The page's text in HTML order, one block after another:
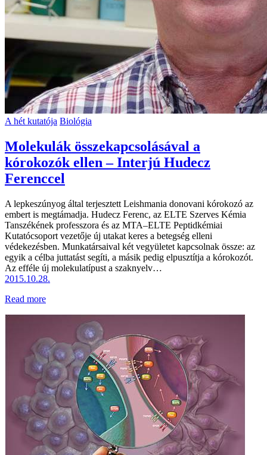
A hét kutatója Biológia
Molekulák összekapcsolásával a
kórokozók ellen – Interjú Hudecz
Ferenccel
A lepkeszúnyog által terjesztett Leishmania donovani kórokozó az
embert is megtámadja. Hudecz Ferenc, az ELTE Szerves Kémia
Tanszékének professzora és az MTA–ELTE Peptidkémiai
Kutatócsoport vezetője új utakat keres a betegség elleni
védekezésben. Munkatársaival két vegyületet kapcsolnak össze: az
egyik a célba juttatást segíti, a másik pedig elpusztítja a kórokozót.
Az efféle új molekulatípust a szaknyelv…
2015.10.28.
Read more